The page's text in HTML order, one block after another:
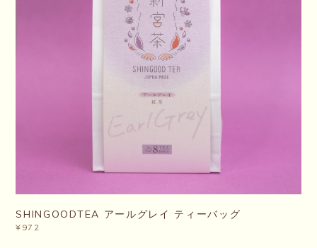
SHINGOODTEA アールグレイ ティーバッグ
¥972